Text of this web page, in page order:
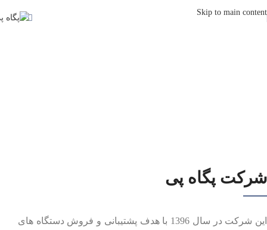
Skip to main content
شرکت پگاه پی
این شرکت در سال 1396 با هدف پشتیبانی و فروش دستگاه های